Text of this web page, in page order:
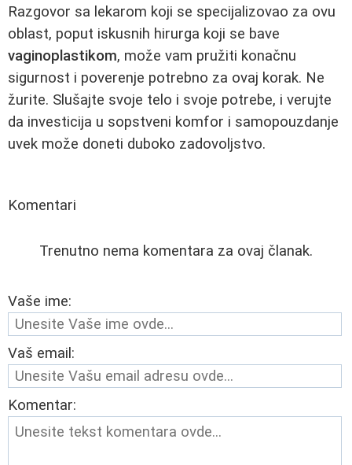
Razgovor sa lekarom koji se specijalizovao za ovu
oblast, poput iskusnih hirurga koji se bave
vaginoplastikom, može vam pružiti konačnu
sigurnost i poverenje potrebno za ovaj korak. Ne
žurite. Slušajte svoje telo i svoje potrebe, i verujte
da investicija u sopstveni komfor i samopouzdanje
uvek može doneti duboko zadovoljstvo.
Komentari
Trenutno nema komentara za ovaj članak.
Vaše ime:
Vaš email:
Komentar: